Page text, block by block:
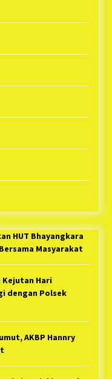
HUT Bhayangkara
Masyarakat
Hari
dengan Polsek
AKBP Hannry